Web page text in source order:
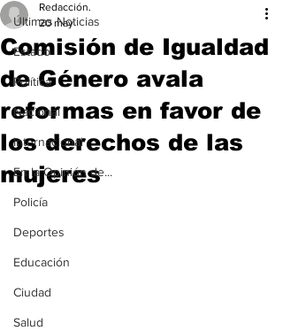
Últimas Noticias
Estado
Política
Nacional
Internacional
En la Opinión de...
Policía
Deportes
Educación
Ciudad
Salud
Comisión de Igualdad
de Género avala
reformas en favor de
los derechos de las
mujeres
Redacción.
20 may